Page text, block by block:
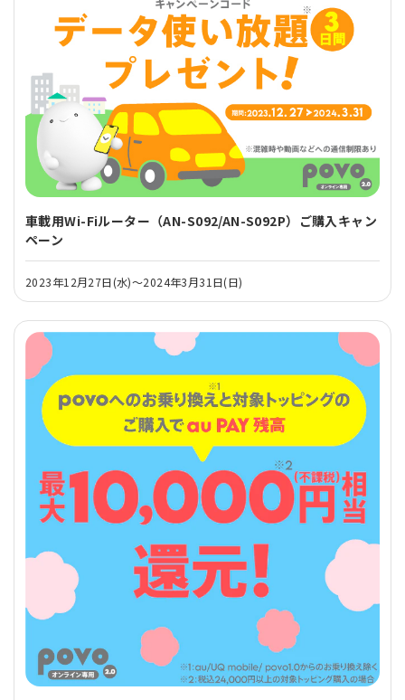
車載用Wi-Fiルーター（AN-S092/AN-S092P）ご購入キャン
ペーン
2023年12月27日(水)～2024年3月31日(日)